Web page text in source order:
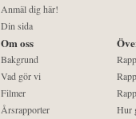
Anmäl dig här!
Din sida
Om oss
Bakgrund
Vad gör vi
Filmer
Årsrapporter
Hur